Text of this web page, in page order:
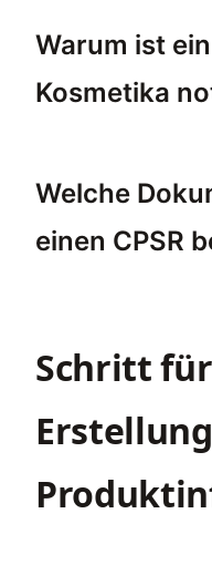
Warum ist
Kosmetika
Welche
einen CPSR
Schritt